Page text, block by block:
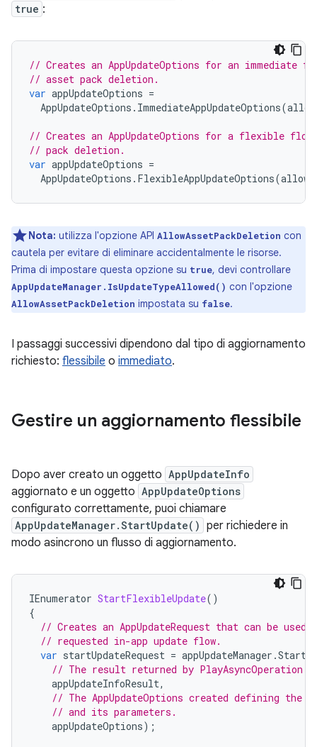
true :
// Creates an AppUpdateOptions for an immediate
// asset pack deletion.
var appUpdateOptions =
AppUpdateOptions . ImmediateAppUpdateOptions(
// Creates an AppUpdateOptions for a flexible
// pack deletion.
var appUpdateOptions =
AppUpdateOptions . FlexibleAppUpdateOptions(
Nota: utilizza l'opzione API AllowAssetPackDeletion con
cautela per evitare di eliminare accidentalmente le risorse.
Prima di impostare questa opzione su true, devi controllare
AppUpdateManager.IsUpdateTypeAllowed() con l'opzione
AllowAssetPackDeletion impostata su false.
I passaggi successivi dipendono dal tipo di aggiornamento
richiesto: flessibile o immediato.
Gestire un aggiornamento flessibile
Dopo aver creato un oggetto AppUpdateInfo
aggiornato e un oggetto AppUpdateOptions
configurato correttamente, puoi chiamare
AppUpdateManager.StartUpdate() per richiedere in
modo asincrono un flusso di aggiornamento.
IEnumerator StartFlexibleUpdate()
{
// Creates an AppUpdateRequest that can be
// requested in-app update flow.
var startUpdateRequest = appUpdateManager .
// The result returned by
appUpdateInfoResult,
// The AppUpdateOptions created defining the
// and its parameters.
appUpdateOptions);